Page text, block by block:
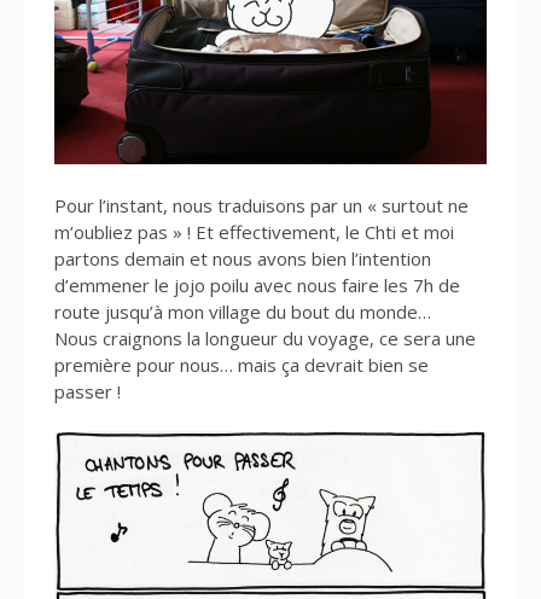
Pour l’instant, nous traduisons par un « surtout ne
m’oubliez pas » ! Et effectivement, le Chti et moi
partons demain et nous avons bien l’intention
d’emmener le jojo poilu avec nous faire les 7h de
route jusqu’à mon village du bout du monde…
Nous craignons la longueur du voyage, ce sera une
première pour nous… mais ça devrait bien se
passer !